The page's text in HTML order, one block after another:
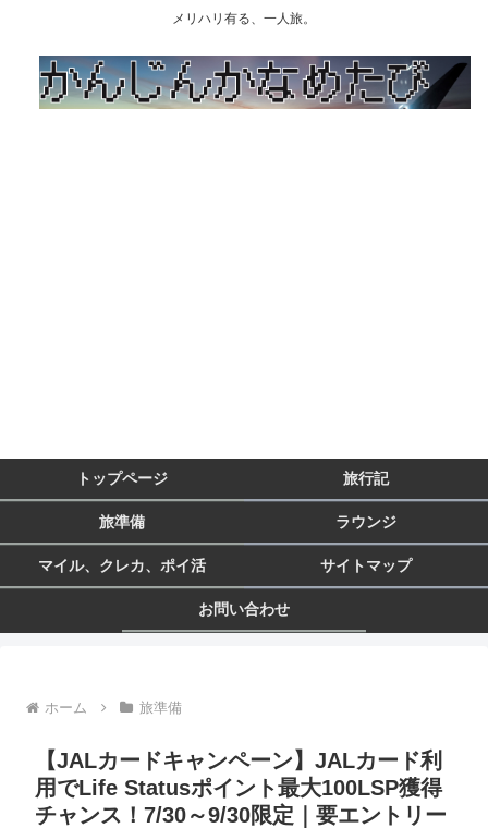
メリハリ有る、一人旅。
トップページ 旅行記
旅準備 ラウンジ
マイル、クレカ、ポイ活 サイトマップ
お問い合わせ
ホーム 旅準備
【JALカードキャンペーン】JALカード利
用でLife Statusポイント最大100LSP獲得
チャンス！7/30～9/30限定｜要エントリー